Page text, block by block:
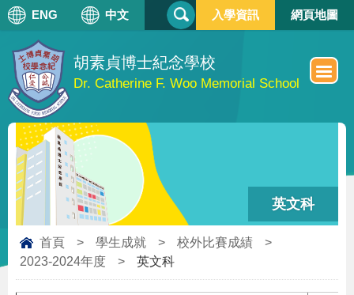
胡素貞博士紀念學校
Dr. Catherine F. Woo Memorial School
ENG 中文 搜
尋
單
入學資訊 網頁地圖
英文科
首頁 > 學生成就 > 校外比賽成績
>
2023-2024年度
> 英文科